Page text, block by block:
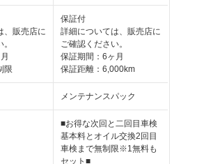
、販売店に
限
保証付
詳細については、販売店に
ご確認ください。
保証期間：6ヶ月
保証距離：6,000km
メンテナンスパック
■お得な次回と二回目車検
基本料とオイル交換2回目
車検まで無制限※1無料も
セット■